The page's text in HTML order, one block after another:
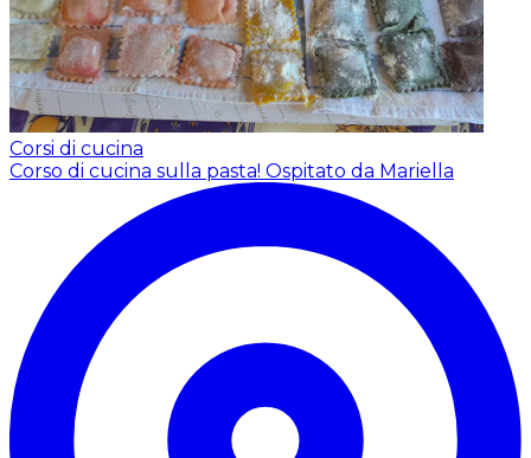
Corsi di cucina
Corso di cucina sulla pasta! Ospitato da Mariella